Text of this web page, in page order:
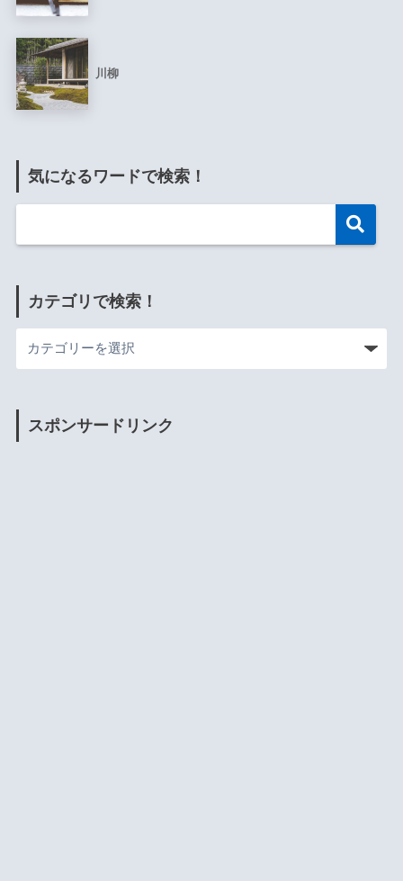
川柳
気になるワードで検索！
カテゴリで検索！
スポンサードリンク